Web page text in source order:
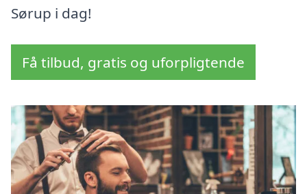
Sørup i dag!
Få tilbud, gratis og uforpligtende